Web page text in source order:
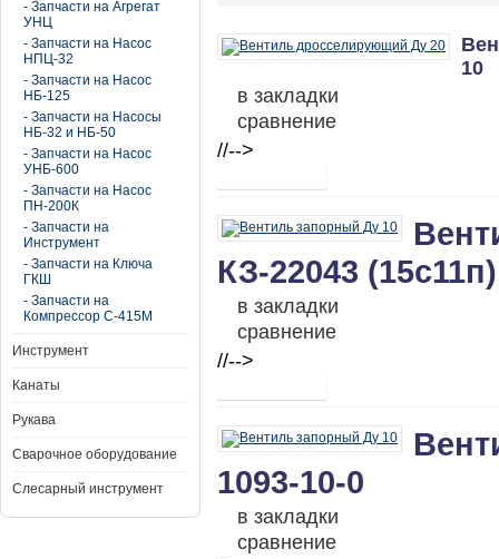
- Запчасти на Агрегат
УНЦ
- Запчасти на Насос
НПЦ-32
- Запчасти на Насос
НБ-125
- Запчасти на Насосы
НБ-32 и НБ-50
- Запчасти на Насос
УНБ-600
- Запчасти на Насос
ПН-200К
- Запчасти на
Инструмент
- Запчасти на Ключа
ГКШ
- Запчасти на
Компрессор С-415М
Инструмент
Канаты
Рукава
Сварочное оборудование
Слесарный инструмент
10
в закладки
сравнение
//-->
КЗ-22043 (15с11п)
в закладки
сравнение
//-->
1093-10-0
в закладки
сравнение